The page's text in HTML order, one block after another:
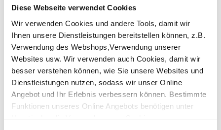
Diese Webseite verwendet Cookies
Wir verwenden Cookies und andere Tools, damit wir
Ihnen unsere Dienstleistungen bereitstellen können, z.B.
Verwendung des Webshops,Verwendung unserer
Websites usw. Wir verwenden auch Cookies, damit wir
besser verstehen können, wie Sie unsere Websites und
Dienstleistungen nutzen, sodass wir unser Online
Angebot und Ihr Erlebnis verbessern können. Bestimmte
Funktionen unseres Online Angebots benötigen unter
Umständen die Verwendung von Cookies von
Foto: Gene Glover / © Diogenes Verlag
Download Bilddatei ↘
Bas Kast
Bas Kast, geboren 1973 in Landau, Pfalz, wollte Hirnforscher
werden, wandte sich dann aber dem Schreiben zu. Er ging in
Utrecht, München und Kalifornien zur Schule, studierte